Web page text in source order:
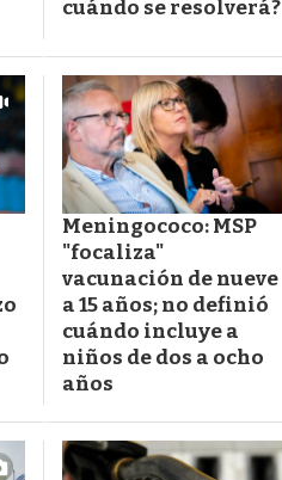
cuándo se resolverá?
Meningococo: MSP
"focaliza"
vacunación de nueve
a 15 años; no definió
cuándo incluye a
niños de dos a ocho
años